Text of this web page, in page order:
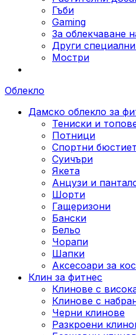
Гъби
Gaming
За облекчаване
Други
Мостри
Облекло
Дамско облекло за
Тениски и
Потници
Спортни
Суичъри
Якета
Aнцузи и
Шорти
Гащеризони
Бански
Бельо
Чорапи
Шапки
Аксесоари за
Клин за фитнес
Клинове с
Клинове с
Черни клинове
Разкроени